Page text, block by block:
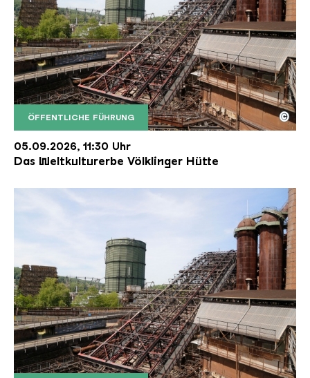
ÖFFENTLICHE FÜHRUNG
Der Erzschrägaufzug der Völklinger Hütte mit
Copyright: Weltkulturerbe Völklinger Hütte | Karl
©
05.09.2026, 11:30 Uhr
Das Weltkulturerbe Völklinger Hütte